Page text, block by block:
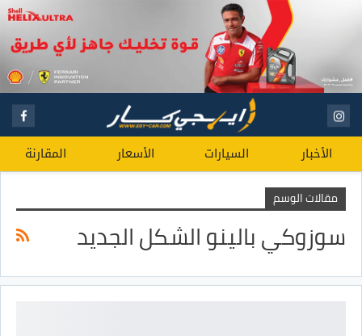
الأخبار السيارات الأسعار المقارنة
مقالات الوسم
سوزوكي بالينو الشكل الجديد